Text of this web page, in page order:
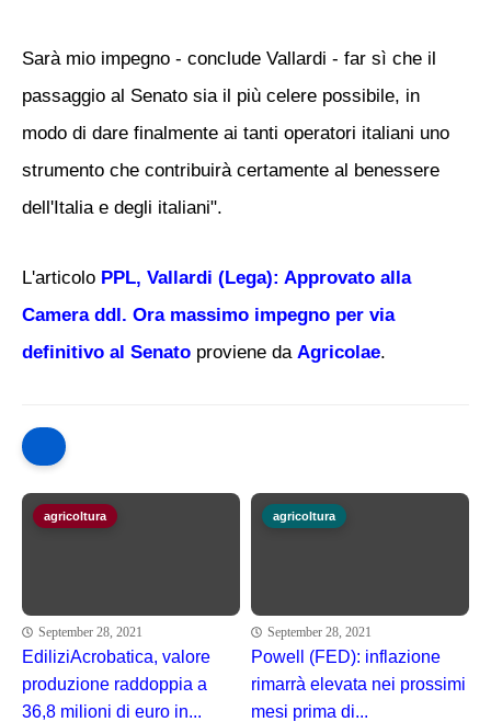
Sarà mio impegno - conclude Vallardi - far sì che il
passaggio al Senato sia il più celere possibile, in
modo di dare finalmente ai tanti operatori italiani uno
strumento che contribuirà certamente al benessere
dell'Italia e degli italiani".
L'articolo PPL, Vallardi (Lega): Approvato alla
Camera ddl. Ora massimo impegno per via
definitivo al Senato proviene da Agricolae.
agricoltura
September 28, 2021
EdiliziAcrobatica, valore
produzione raddoppia a
36,8 milioni di euro in...
agricoltura
September 28, 2021
Powell (FED): inflazione
rimarrà elevata nei prossimi
mesi prima di...